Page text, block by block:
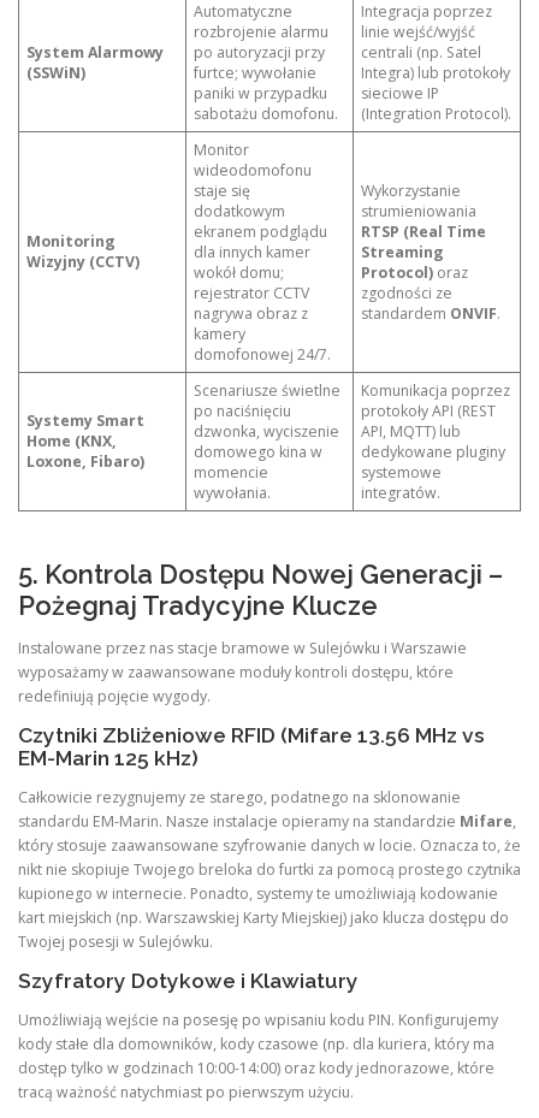
System Alarmowy
(SSWiN)
Automatyczne
rozbrojenie alarmu
po autoryzacji przy
furtce; wywołanie
paniki w przypadku
sabotażu domofonu.
Integracja poprzez
linie wejść/wyjść
centrali (np. Satel
Integra) lub protokoły
sieciowe IP
(Integration Protocol).
Monitoring
Wizyjny (CCTV)
Monitor
wideodomofonu
staje się
dodatkowym
ekranem podglądu
dla innych kamer
wokół domu;
rejestrator CCTV
nagrywa obraz z
kamery
domofonowej 24/7.
Wykorzystanie
strumieniowania
RTSP (Real Time
Streaming
Protocol) oraz
zgodności ze
standardem ONVIF.
Systemy Smart
Home (KNX,
Loxone, Fibaro)
Scenariusze świetlne
po naciśnięciu
dzwonka, wyciszenie
domowego kina w
momencie
wywołania.
Komunikacja poprzez
protokoły API (REST
API, MQTT) lub
dedykowane pluginy
systemowe
integratów.
5. Kontrola Dostępu Nowej Generacji –
Pożegnaj Tradycyjne Klucze
Instalowane przez nas stacje bramowe w Sulejówku i Warszawie
wyposażamy w zaawansowane moduły kontroli dostępu, które
redefiniują pojęcie wygody.
Czytniki Zbliżeniowe RFID (Mifare 13.56 MHz vs
EM-Marin 125 kHz)
Całkowicie rezygnujemy ze starego, podatnego na sklonowanie
standardu EM-Marin. Nasze instalacje opieramy na standardzie Mifare,
który stosuje zaawansowane szyfrowanie danych w locie. Oznacza to, że
nikt nie skopiuje Twojego breloka do furtki za pomocą prostego czytnika
kupionego w internecie. Ponadto, systemy te umożliwiają kodowanie
kart miejskich (np. Warszawskiej Karty Miejskiej) jako klucza dostępu do
Twojej posesji w Sulejówku.
Szyfratory Dotykowe i Klawiatury
Umożliwiają wejście na posesję po wpisaniu kodu PIN. Konfigurujemy
kody stałe dla domowników, kody czasowe (np. dla kuriera, który ma
dostęp tylko w godzinach 10:00-14:00) oraz kody jednorazowe, które
tracą ważność natychmiast po pierwszym użyciu.